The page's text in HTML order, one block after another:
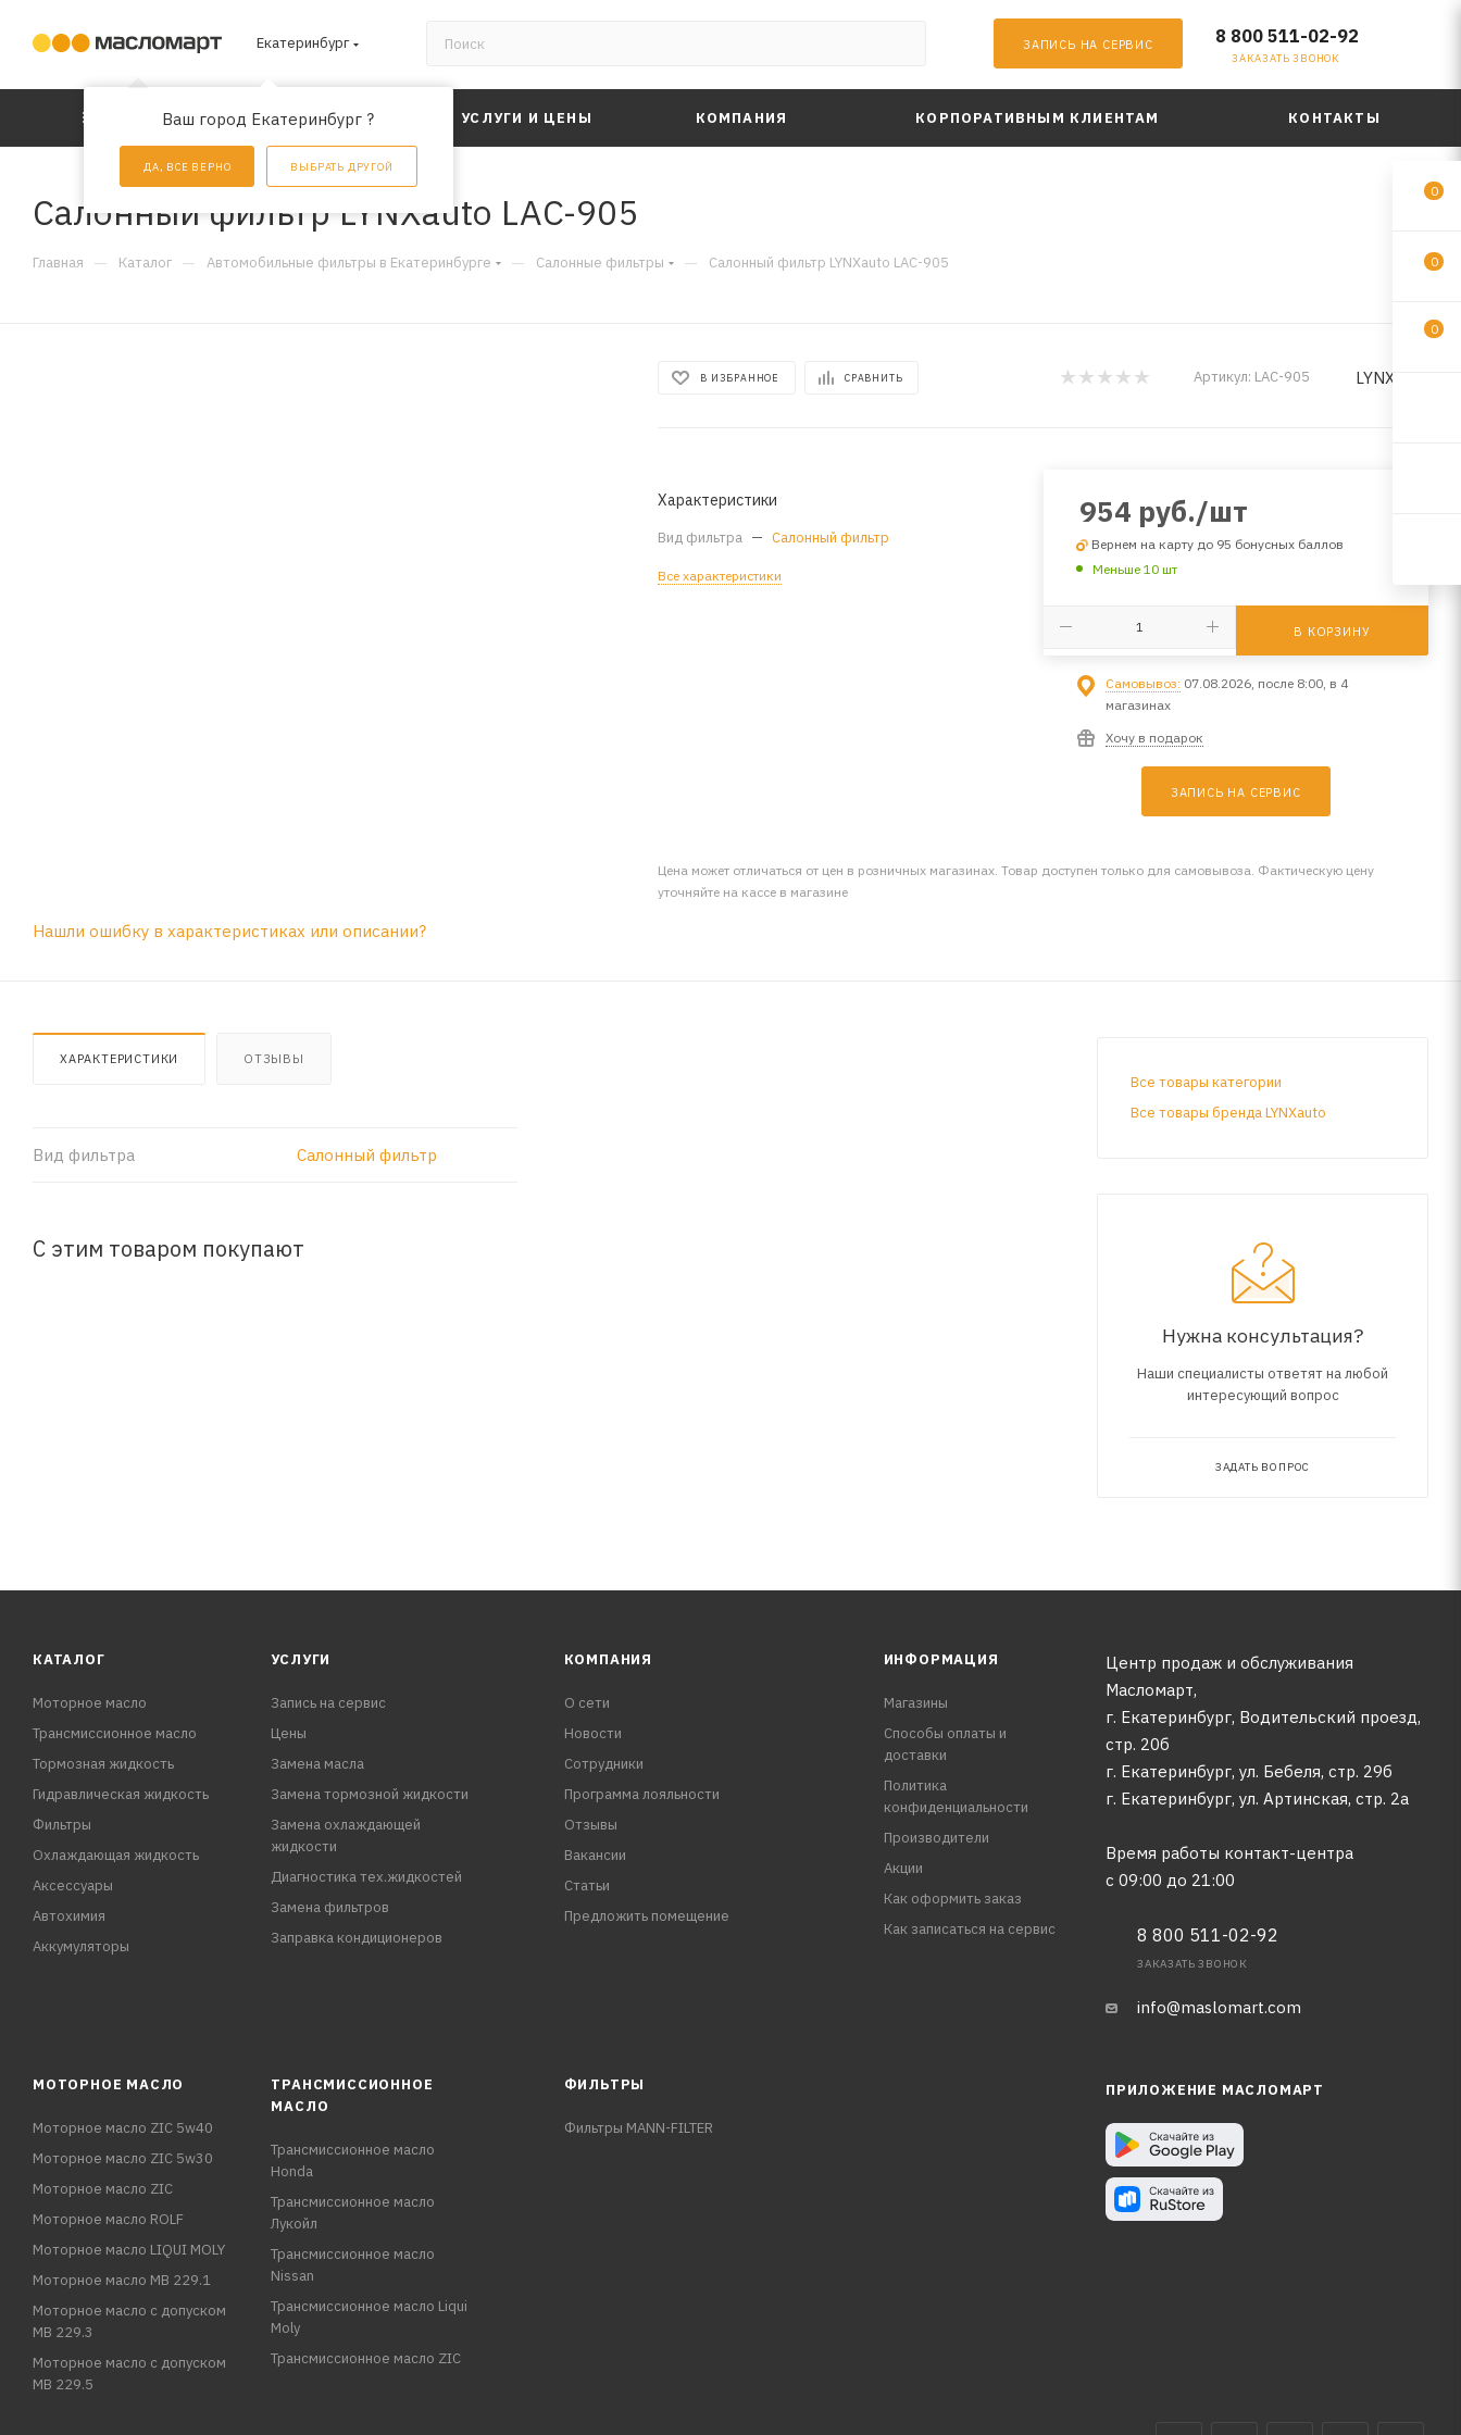
Екатеринбург
Ваш город Екатеринбург ?
ДА, ВСЕ ВЕРНО ВЫБРАТЬ ДРУГОЙ
ЗАПИСЬ НА СЕРВИС 8 800 511-02-92
ЗАКАЗАТЬ ЗВОНОК
КАТАЛОГ АКЦИИ УСЛУГИ И ЦЕНЫ КОМПАНИЯ КОРПОРАТИВНЫМ КЛИЕНТАМ КОНТАКТЫ
Салонный фильтр LYNXauto LAC-905
Главная — Каталог — Автомобильные фильтры в Екатеринбурге — Салонные фильтры — Салонный фильтр LYNXauto LAC-905
В ИЗБРАННОЕ СРАВНИТЬ Артикул: LAC-905 LYNXauto
Характеристики
Вид фильтра — Салонный фильтр
Все характеристики
954 руб./шт
Вернем на карту до 95 бонусных баллов
Меньше 10 шт
В КОРЗИНУ
Самовывоз: 07.08.2026, после 8:00, в 4
магазинах
Хочу в подарок
ЗАПИСЬ НА СЕРВИС
Цена может отличаться от цен в розничных магазинах. Товар доступен только для самовывоза. Фактическую цену
уточняйте на кассе в магазине
Нашли ошибку в характеристиках или описании?
ХАРАКТЕРИСТИКИ ОТЗЫВЫ
Вид фильтра Салонный фильтр
С этим товаром покупают
Все товары категории
Все товары бренда LYNXauto
Нужна консультация?
Наши специалисты ответят на любой
интересующий вопрос
ЗАДАТЬ ВОПРОС
КАТАЛОГ
Моторное масло
Трансмиссионное масло
Тормозная жидкость
Гидравлическая жидкость
Фильтры
Охлаждающая жидкость
Аксессуары
Автохимия
Аккумуляторы
УСЛУГИ
Запись на сервис
Цены
Замена масла
Замена тормозной жидкости
Замена охлаждающей
жидкости
Диагностика тех.жидкостей
Замена фильтров
Заправка кондиционеров
КОМПАНИЯ
О сети
Новости
Сотрудники
Программа лояльности
Отзывы
Вакансии
Статьи
Предложить помещение
ИНФОРМАЦИЯ
Магазины
Способы оплаты и
доставки
Политика
конфиденциальности
Производители
Акции
Как оформить заказ
Как записаться на сервис
Центр продаж и обслуживания
Масломарт,
г. Екатеринбург, Водительский проезд,
стр. 20б
г. Екатеринбург, ул. Бебеля, стр. 29б
г. Екатеринбург, ул. Артинская, стр. 2а
Время работы контакт-центра
с 09:00 до 21:00
8 800 511-02-92
ЗАКАЗАТЬ ЗВОНОК
info@maslomart.com
МОТОРНОЕ МАСЛО
Моторное масло ZIC 5w40
Моторное масло ZIC 5w30
Моторное масло ZIC
Моторное масло ROLF
Моторное масло LIQUI MOLY
Моторное масло MB 229.1
Моторное масло с допуском
MB 229.3
Моторное масло с допуском
MB 229.5
ТРАНСМИССИОННОЕ
МАСЛО
Трансмиссионное масло
Honda
Трансмиссионное масло
Лукойл
Трансмиссионное масло
Nissan
Трансмиссионное масло Liqui
Moly
Трансмиссионное масло ZIC
ФИЛЬТРЫ
Фильтры MANN-FILTER
ПРИЛОЖЕНИЕ МАСЛОМАРТ
0
0
0